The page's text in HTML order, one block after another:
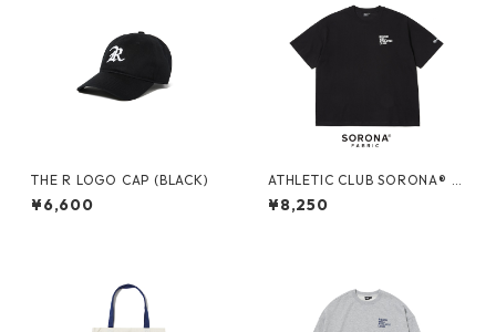
THE R LOGO CAP (BLACK)
¥6,600
ATHLETIC CLUB SORONA® T
EE (BLACK)
¥8,250